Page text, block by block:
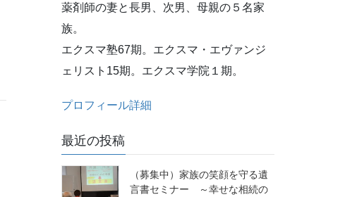
薬剤師の妻と長男、次男、母親の５名家
族。
エクスマ塾67期。エクスマ・エヴァンジ
ェリスト15期。エクスマ学院１期。
プロフィール詳細
最近の投稿
（募集中）家族の笑顔を守る遺
言書セミナー ～幸せな相続の